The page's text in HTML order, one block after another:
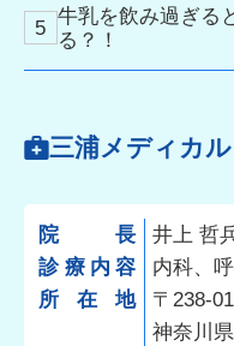
牛乳を飲み過ぎる
る？！
三浦メディカ
院長
井上 哲
診療内容
内科、
所在地
〒238-
神奈川